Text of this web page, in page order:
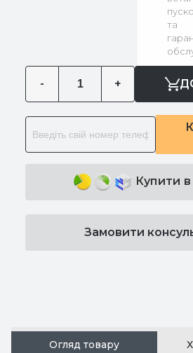
та
- +
Купити
Замовити
Огляд товару